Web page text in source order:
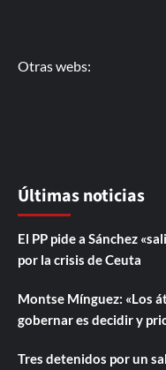
Otras webs:
Últimas noticias
El PP pide a Sánchez
por la crisis de Ceuta
Montse Mínguez: «Los
gobernar es decidir y
Tres detenidos por un